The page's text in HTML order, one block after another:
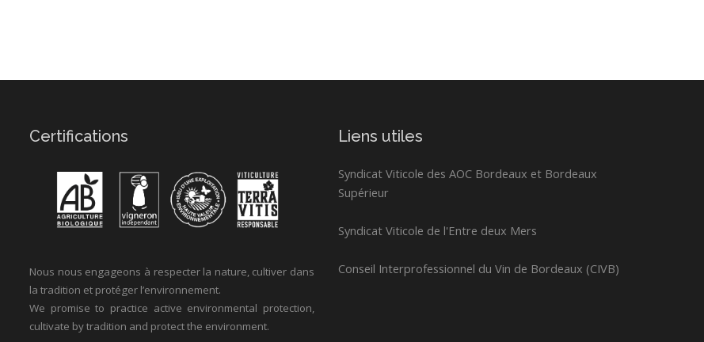
Certifications
Nous nous engageons à respecter la nature, cultiver dans
la tradition et protéger l’environnement.
We promise to practice active environmental protection,
cultivate by tradition and protect the environment.
Liens utiles
Syndicat Viticole des AOC Bordeaux et Bordeaux
Supérieur
Syndicat Viticole de l'Entre deux Mers
Conseil Interprofessionnel du Vin de Bordeaux (CIVB)